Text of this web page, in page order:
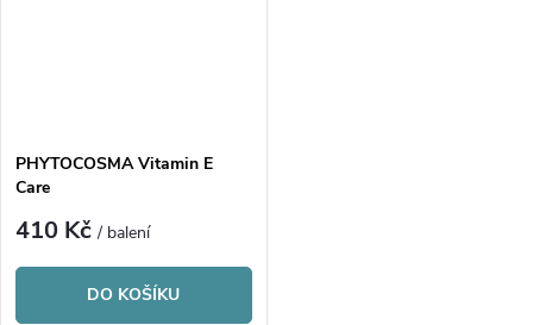
PHYTOCOSMA Vitamin E
Care
410 Kč/ balení
DO KOŠÍKU